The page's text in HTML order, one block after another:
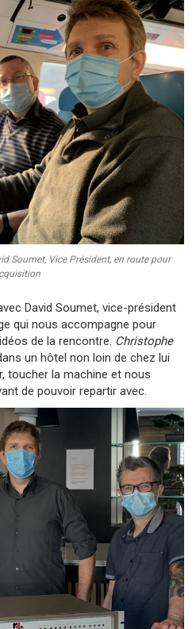
Soumet, Vice Président, en route pour
David Soumet, vice-président
qui nous accompagne pour
de la rencontre. Christophe
un hôtel non loin de chez lui
toucher la machine et nous
de pouvoir repartir avec.